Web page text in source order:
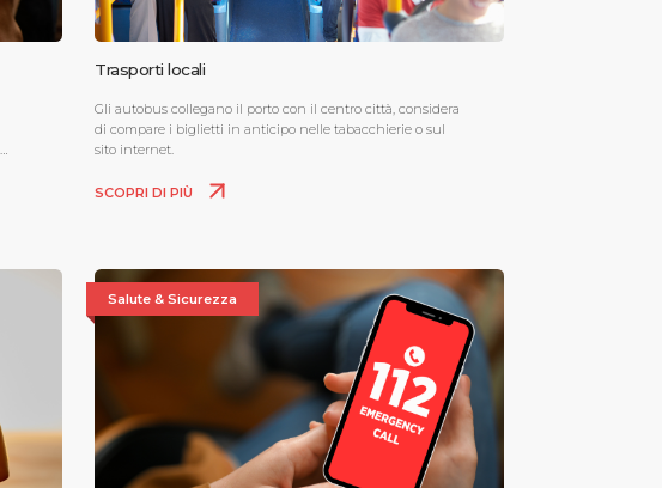
Trasporti locali
Gli autobus collegano il porto con il centro città, considera
di compare i biglietti in anticipo nelle tabacchierie o sul
sito internet.
SCOPRI DI PIÙ
Salute & Sicurezza